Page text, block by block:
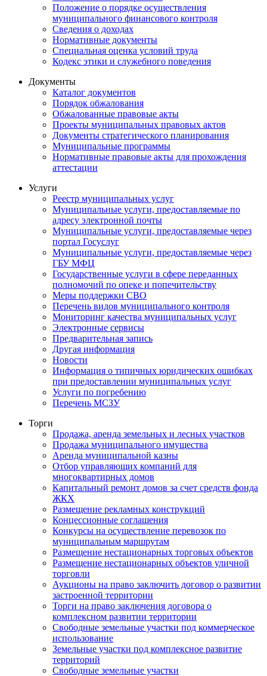
Положение о порядке осуществления
муниципального финансового контроля
Сведения о доходах
Нормативные документы
Специальная оценка условий труда
Кодекс этики и служебного поведения
Документы
Каталог документов
Порядок обжалования
Обжалованные правовые акты
Проекты муниципальных правовых актов
Документы стратегического планирования
Муниципальные программы
Нормативные правовые акты для прохождения
аттестации
Услуги
Реестр муниципальных услуг
Муниципальные услуги, предоставляемые по
адресу электронной почты
Муниципальные услуги, предоставляемые через
портал Госуслуг
Муниципальные услуги, предоставляемые через
ГБУ МФЦ
Государственные услуги в сфере переданных
полномочий по опеке и попечительству
Меры поддержки СВО
Перечень видов муниципального контроля
Мониторинг качества муниципальных услуг
Электронные сервисы
Предварительная запись
Другая информация
Новости
Информация о типичных юридических ошибках
при предоставлении муниципальных услуг
Услуги по погребению
Перечень МСЗУ
Торги
Продажа, аренда земельных и лесных участков
Продажа муниципального имущества
Аренда муниципальной казны
Отбор управляющих компаний для
многоквартирных домов
Капитальный ремонт домов за счет средств фонда
ЖКХ
Размещение рекламных конструкций
Концессионные соглашения
Конкурсы на осуществление перевозок по
муниципальным маршрутам
Размещение нестационарных торговых объектов
Размещение нестационарных объектов уличной
торговли
Аукционы на право заключить договор о развитии
застроенной территории
Торги на право заключения договора о
комплексном развитии территории
Свободные земельные участки под коммерческое
использование
Земельные участки под комплексное развитие
территорий
Свободные земельные участки